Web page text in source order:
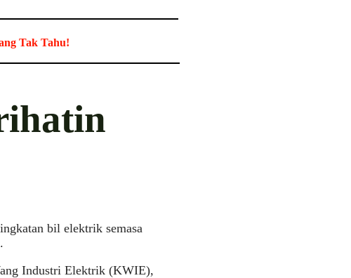
Tak Tahu!
bil elektrik semasa
Industri Elektrik (KWIE),